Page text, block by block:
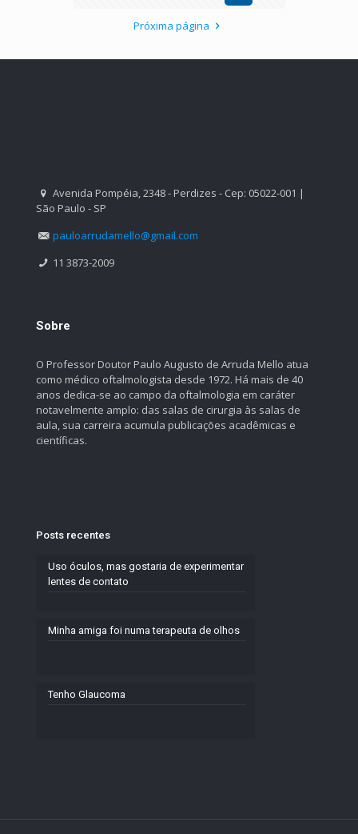
Próxima página
Avenida Pompéia, 2348 - Perdizes - Cep: 05022-001 |
São Paulo - SP
pauloarrudamello@gmail.com
11 3873-2009
Sobre
O Professor Doutor Paulo Augusto de Arruda Mello atua
como médico oftalmologista desde 1972. Há mais de 40
anos dedica-se ao campo da oftalmologia em caráter
notavelmente amplo: das salas de cirurgia às salas de
aula, sua carreira acumula publicações acadêmicas e
científicas.
Posts recentes
Uso óculos, mas gostaria de experimentar
lentes de contato
Minha amiga foi numa terapeuta de olhos
Tenho Glaucoma